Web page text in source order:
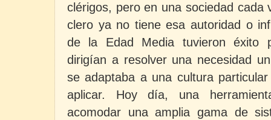
clérigos, pero en una sociedad cada
clero ya no tiene esa autoridad o
de
la Edad Media tuvieron éxito
dirigían a resolver una necesidad
se adaptaba a una cultura
aplicar. Hoy día, una
acomodar una amplia gama de